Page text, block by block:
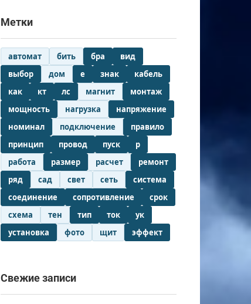
Метки
автомат бить бра
вид
выбор
дом е знак
кабель
как
кт лс магнит
монтаж
мощность
нагрузка
напряжение
номинал
подключение
правило
принцип
провод пуск
р
работа
размер расчет
ремонт
ряд
сад свет сеть
система
соединение
сопротивление
срок
схема
тен тип ток
ук
установка
фото щит эффект
Свежие записи